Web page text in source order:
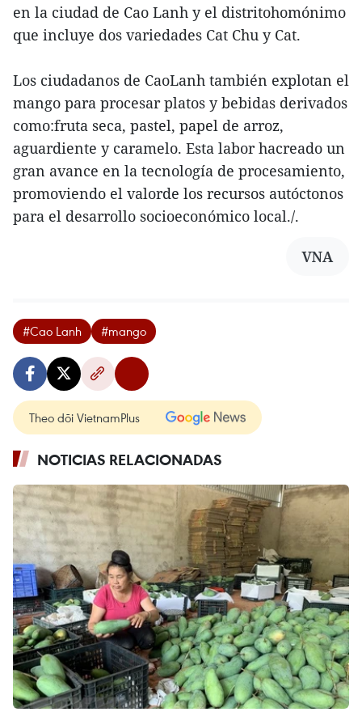
en la ciudad de Cao Lanh y el distritohomónimo
que incluye dos variedades Cat Chu y Cat.
Los ciudadanos de CaoLanh también explotan el
mango para procesar platos y bebidas derivados
como:fruta seca, pastel, papel de arroz,
aguardiente y caramelo. Esta labor hacreado un
gran avance en la tecnología de procesamiento,
promoviendo el valorde los recursos autóctonos
para el desarrollo socioeconómico local./.
VNA
#Cao Lanh #mango
Theo dõi VietnamPlus
NOTICIAS RELACIONADAS